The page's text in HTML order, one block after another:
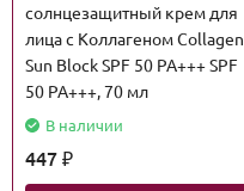
солнцезащитный крем для
лица с Коллагеном Collagen
Sun Block SPF 50 PA+++ SPF
50 PA+++, 70 мл
В наличии
447 ₽